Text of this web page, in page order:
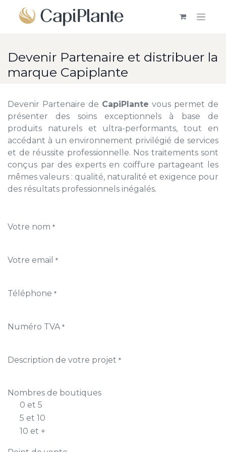
Devenir Partenaire et distribuer la
marque Capiplante
Devenir Partenaire de CapiPlante vous permet de
présenter des soins exceptionnels à base de
produits naturels et ultra-performants, tout en
accédant à un environnement privilégié de services
et de réussite professionnelle. Nos traitements sont
conçus par des experts en coiffure partageant les
mêmes valeurs : qualité, naturalité et exigence pour
des résultats professionnels inégalés.
Votre nom *
Votre email *
Téléphone *
Numéro TVA *
Description de votre projet *
Nombres de boutiques
0 et 5
5 et 10
10 et +